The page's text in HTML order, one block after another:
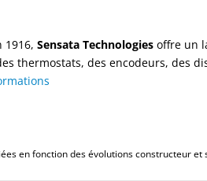
1916, Sensata Technologiesoffre un
thermostats, des encodeurs, des
en fonction des évolutions constructeur